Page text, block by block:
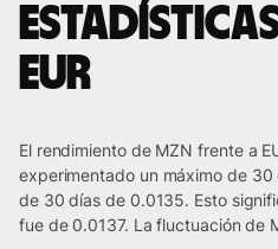
Estadísticas
EUR
El rendimiento de MZN frente a
experimentado un máximo de
de 30 días de 0.0135. Esto
fue de 0.0137. La fluctuación de